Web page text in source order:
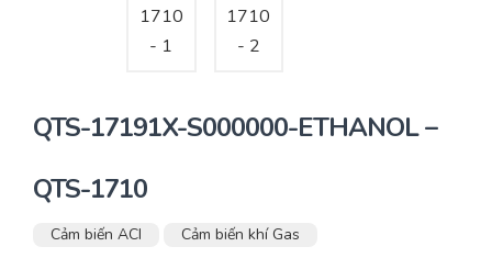
QTS-17191X-S000000-ETHANOL –
QTS-1710
Cảm biến ACI Cảm biến khí Gas